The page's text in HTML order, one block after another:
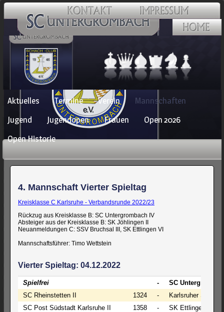
Navigation
überspringen
Aktuelles Termine Verein
Mannschaften
Jugend
Jugendopen Frauen
Open 2026
Open Historie
4. Mannschaft Vierter Spieltag
Kreisklasse C Karlsruhe - Verbandsrunde 2022/23
Rückzug aus Kreisklasse B: SC Untergrombach IV
Absteiger aus der Kreisklasse B: SK Jöhlingen II
Neuanmeldungen C: SSV Bruchsal III, SK Ettlingen VI
Mannschaftsführer: Timo Wettstein
Vierter Spieltag: 04.12.2022
Spielfrei -
SC
SC Rheinstetten II
1324 -
Karlsruher SF VII
SC Post Südstadt Karlsruhe II
1358 -
SK Ettlingen VI (N)